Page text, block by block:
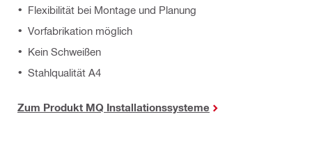
Flexibilität bei Montage und Planung
Vorfabrikation möglich
Kein Schweißen
Stahlqualität A4
Zum Produkt MQ Installationssysteme